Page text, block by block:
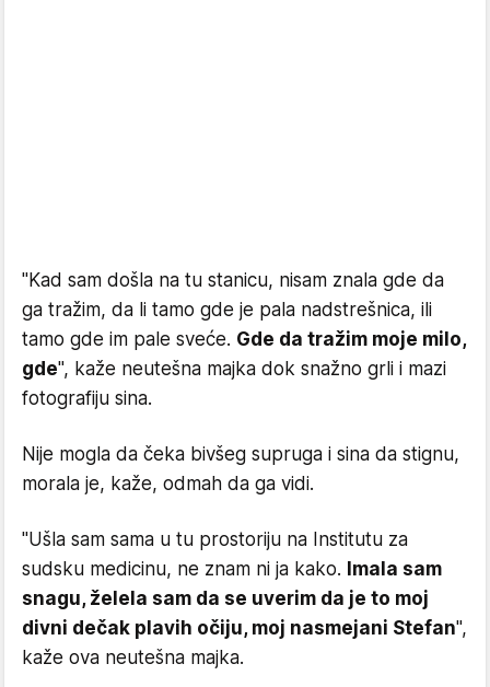
"Kad sam došla na tu stanicu, nisam znala gde da
ga tražim, da li tamo gde je pala nadstrešnica, ili
tamo gde im pale sveće. Gde da tražim moje milo,
gde", kaže neutešna majka dok snažno grli i mazi
fotografiju sina.
Nije mogla da čeka bivšeg supruga i sina da stignu,
morala je, kaže, odmah da ga vidi.
"Ušla sam sama u tu prostoriju na Institutu za
sudsku medicinu, ne znam ni ja kako. Imala sam
snagu, želela sam da se uverim da je to moj
divni dečak plavih očiju, moj nasmejani Stefan",
kaže ova neutešna majka.